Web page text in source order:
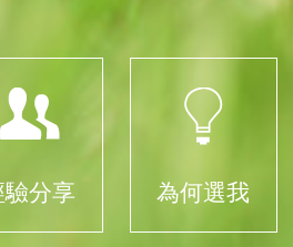
驗分享 為何選我